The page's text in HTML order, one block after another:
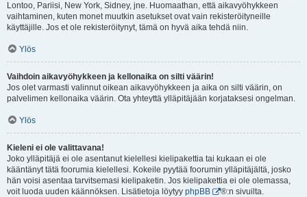
Lontoo, Pariisi, New York, Sidney, jne. Huomaathan, että aikavyöhykkeen
vaihtaminen, kuten monet muutkin asetukset ovat vain rekisteröityneille
käyttäjille. Jos et ole rekisteröitynyt, tämä on hyvä aika tehdä niin.
Ylös
Vaihdoin aikavyöhykkeen ja kellonaika on silti väärin!
Jos olet varmasti valinnut oikean aikavyöhykkeen ja aika on silti väärin, on
palvelimen kellonaika väärin. Ota yhteyttä ylläpitäjään korjataksesi ongelman.
Ylös
Kieleni ei ole valittavana!
Joko ylläpitäjä ei ole asentanut kielellesi kielipakettia tai kukaan ei ole
kääntänyt tätä foorumia kielellesi. Kokeile pyytää foorumin ylläpitäjältä, josko
hän voisi asentaa tarvitsemasi kielipaketin. Jos kielipakettia ei ole olemassa,
voit luoda uuden käännöksen. Lisätietoja löytyy phpBB ®:n sivuilta.